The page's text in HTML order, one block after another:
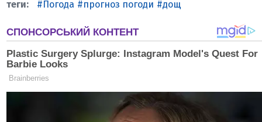
Погода прогноз погоди дощ